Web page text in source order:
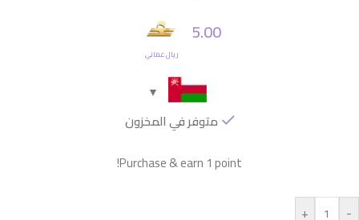
5.00
ريال عماني
متوفر في المخزون
Purchase & earn 1 point!
-
+